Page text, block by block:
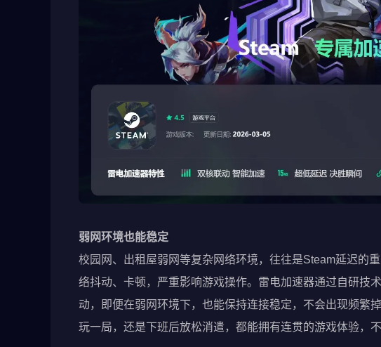
弱网环境也能稳定
校园网、出租屋弱网等复杂网络环境，往往是Steam延迟的
络抖动、卡顿，严重影响游戏操作。雷电加速器通过自研技
动，即便在弱网环境下，也能保持连接稳定，不会出现频繁
玩一局，还是下班后放松消遣，都能拥有连贯的游戏体验，